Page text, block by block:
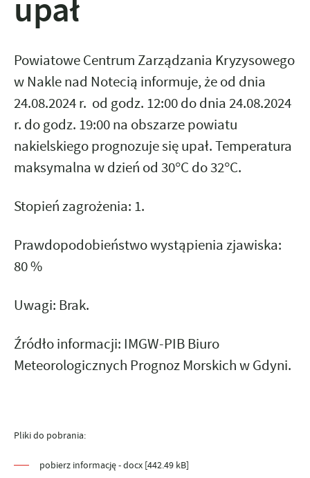
upał
Powiatowe Centrum Zarządzania Kryzysowego
w Nakle nad Notecią informuje, żeod dnia
24.08.2024 r. od godz. 12:00do dnia 24.08.2024
r. do godz. 19:00na obszarze powiatu
nakielskiego prognozuje się upał. Temperatura
maksymalna w dzień od 30°C do 32°C.
Stopień zagrożenia: 1.
Prawdopodobieństwo wystąpienia zjawiska:
80 %
Uwagi: Brak.
Źródło informacji: IMGW-PIB Biuro
Meteorologicznych Prognoz Morskich w Gdyni.
Pliki do pobrania:
pobierz informację - docx [442.49 kB]